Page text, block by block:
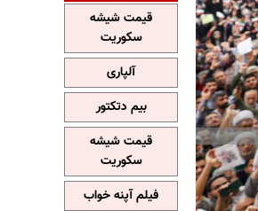
قیمت شیشه
سکوریت
آلپاری
بیم دتکتور
قیمت شیشه
سکوریت
فیلم آپنه خواب